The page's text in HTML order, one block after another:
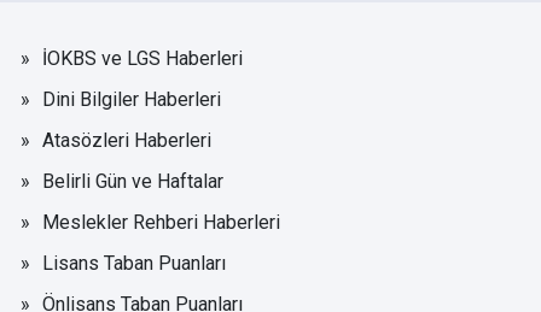
İOKBS ve LGS Haberleri
Dini Bilgiler Haberleri
Atasözleri Haberleri
Belirli Gün ve Haftalar
Meslekler Rehberi Haberleri
Lisans Taban Puanları
Önlisans Taban Puanları